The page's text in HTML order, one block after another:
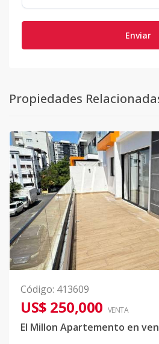
Enviar
Propiedades
Código: 413609
US$ 250,000 VENTA
El Millon Apartemento en